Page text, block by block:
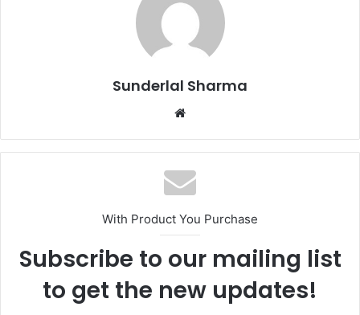
Sunderlal Sharma
Website
With Product You Purchase
Subscribe to our mailing list
to get the new updates!